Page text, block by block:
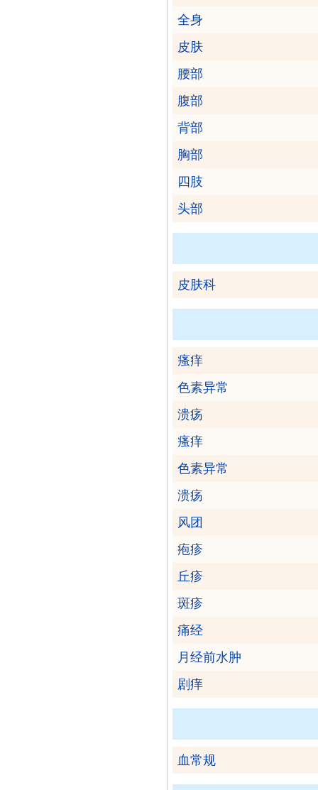
全身
皮肤
腰部
腹部
背部
胸部
四肢
头部
皮肤科
瘙痒
色素异常
溃疡
瘙痒
色素异常
溃疡
风团
疱疹
丘疹
斑疹
痛经
月经前水肿
剧痒
血常规